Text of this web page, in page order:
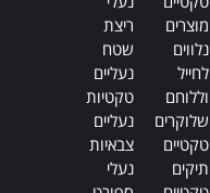
מוצרים
נלווים
לחייל
וללוחם
שלוקרים
טקטיים
תיקים
ריצת
שטח
נעליים
טקטיות
נעליים
צבאיות
נעלי